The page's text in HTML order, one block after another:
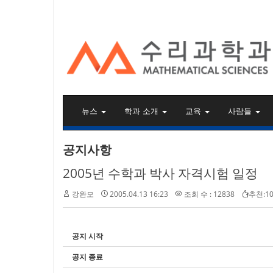
KAIST 수리과학과
뉴스 학과 소개 교육 사람들
공지사항
2005년 수학과 박사 자격시험 일정
강완모 2005.04.13 16:23 조회 수 : 12838 추천
공지 시작
공지 종료